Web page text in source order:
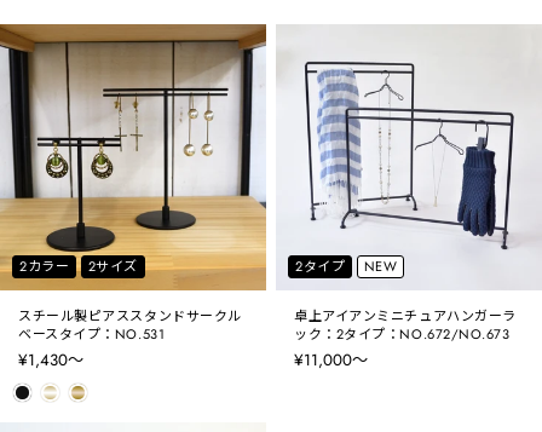
2カラー 2サイズ
スチール製ピアススタンドサークル
ベースタイプ：NO.531
¥1,430〜
2タイプ NEW
卓上アイアンミニチュアハンガーラ
ック：2タイプ：NO.672/NO.673
¥11,000〜